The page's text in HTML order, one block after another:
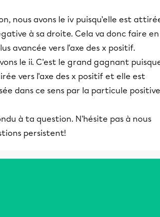
nous avons le iv puisqu'elle est
à sa droite. Cela va donc faire en
avancée vers l'axe des x positif.
le ii. C'est le grand gagnant
vers l'axe des x positif et elle est
dans ce sens par la particule
à ta question. N'hésite pas à nous
persistent!